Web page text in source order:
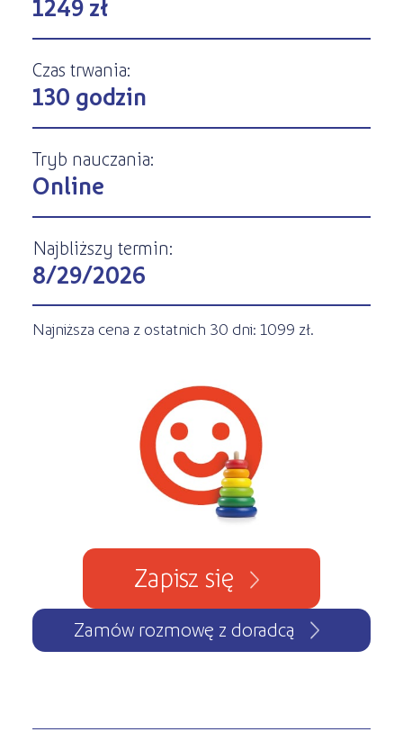
Kursy stacjonarne
1249 zł
Czas trwania:
130 godzin
Tryb nauczania:
Online
Najbliższy termin:
8/29/2026
Najniższa cena z ostatnich 30 dni: 1099 zł.
Zapisz się
Zamów rozmowę z doradcą